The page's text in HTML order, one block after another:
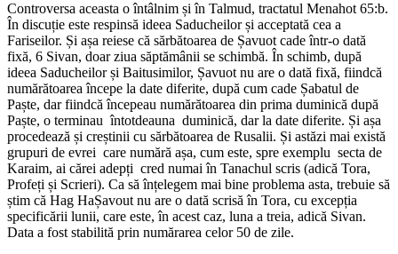
Controversa aceasta o întâlnim și în Talmud, tractatul Menahot 65:b.
În discuție este respinsă ideea Saducheilor și acceptată cea a
Fariseilor. Și așa reiese că sărbătoarea de Șavuot cade într-o dată
fixă, 6 Sivan, doar ziua săptămânii se schimbă. În schimb, după
ideea Saducheilor și Baitusimilor, Șavuot nu are o dată fixă, fiindcă
numărătoarea începe la date diferite, după cum cade Șabatul de
Paște, dar fiindcă începeau numărătoarea din prima duminică după
Paște, o terminau întotdeauna duminică, dar la date diferite. Și așa
procedează și creștinii cu sărbătoarea de Rusalii. Și astăzi mai există
grupuri de evrei care numără așa, cum este, spre exemplu secta de
Karaim, ai cărei adepți cred numai în Tanachul scris (adică Tora,
Profeți și Scrieri). Ca să înțelegem mai bine problema asta, trebuie să
știm că Hag HaȘavout nu are o dată scrisă în Tora, cu excepția
specificării lunii, care este, în acest caz, luna a treia, adică Sivan.
Data a fost stabilită prin numărarea celor 50 de zile.